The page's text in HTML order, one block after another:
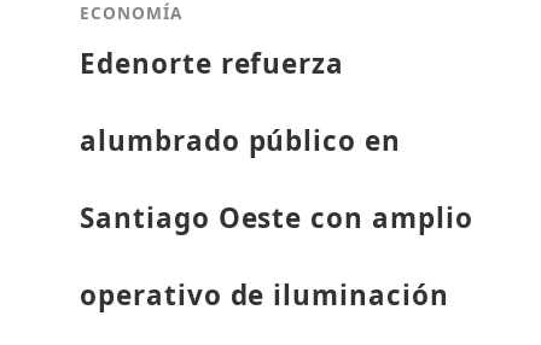
ECONOMÍA
Edenorte refuerza
alumbrado público en
Santiago Oeste con amplio
operativo de iluminación